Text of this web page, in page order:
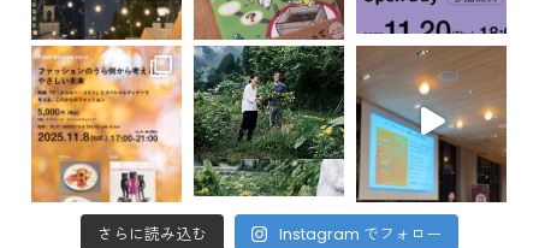
さらに読み込む Instagram でフォロー